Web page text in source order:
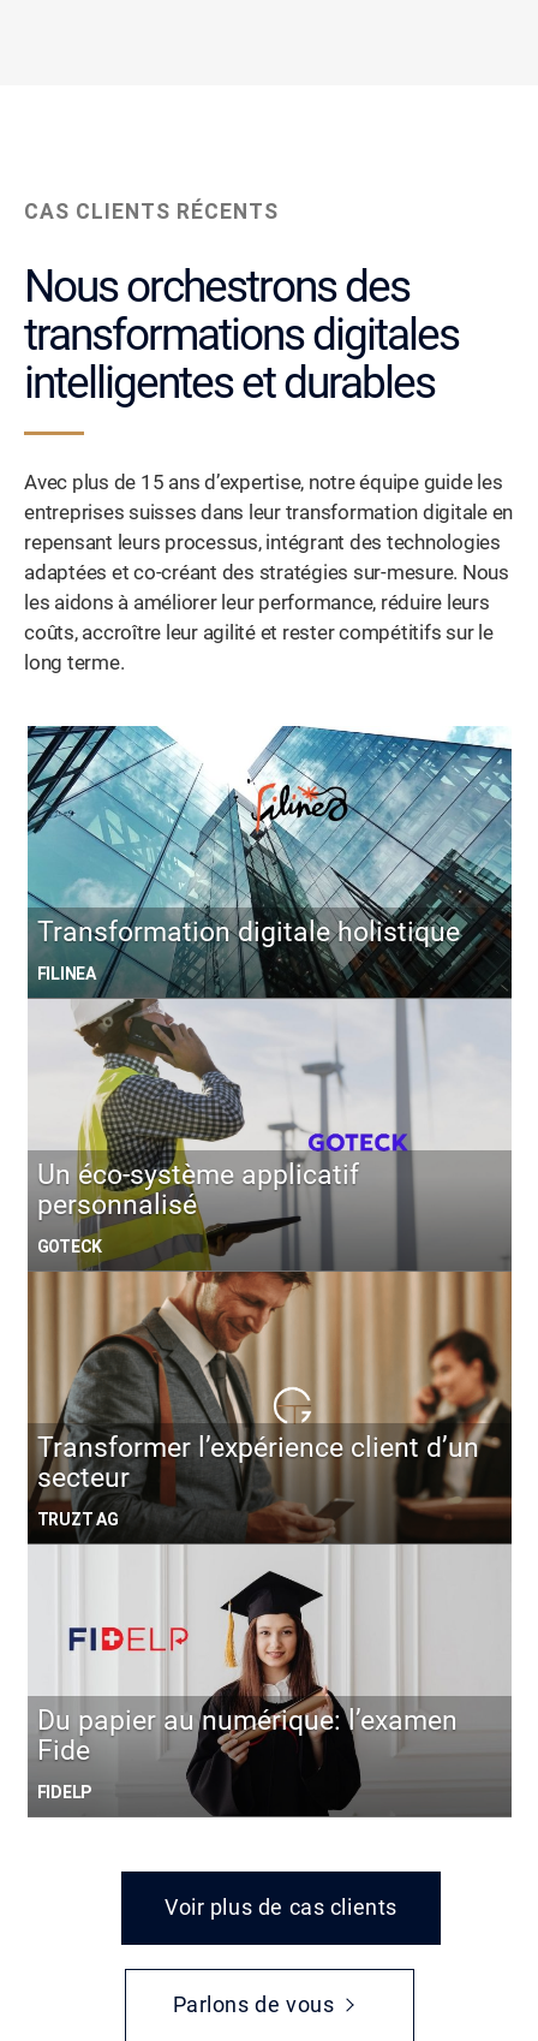
CAS CLIENTS RÉCENTS
Nous orchestrons des
transformations digitales
intelligentes et durables
Avec plus de 15 ans d’expertise, notre équipe guide les
entreprises suisses dans leur transformation digitale en
repensant leurs processus, intégrant des technologies
adaptées et co-créant des stratégies sur-mesure. Nous
les aidons à améliorer leur performance, réduire leurs
coûts, accroître leur agilité et rester compétitifs sur le
long terme.
Transformation digitale holistique
FILINEA
Un éco-système applicatif
personnalisé
GOTECK
Transformer l’expérience client d’un
secteur
TRUZT AG
Du papier au numérique: l’examen
Fide
FIDELP
Voir plus de cas clients
Parlons de vous